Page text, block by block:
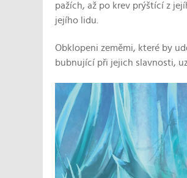
pažích, až po krev prýštící z
jejího lidu.
Obklopeni zeměmi, které by
bubnující při jejich slavnosti,